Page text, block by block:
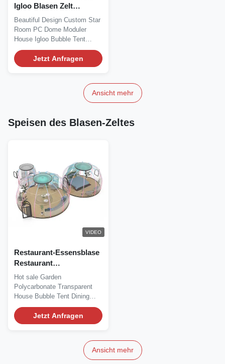
Igloo Blasen Zelt
Schönes Design
Outdoor Wetterfest
Beautiful Design Custom Star
Room PC Dome Moduler
House Igloo Bubble Tent
Dome house is a new...
Jetzt Anfragen
Ansicht mehr
Speisen des Blasen-Zeltes
VIDEO
Restaurant-Essensblase
Restaurant
Kältebeständigkeit
Telekommunikation
Hot sale Garden
Polycarbonate Transparent
House Bubble Tent Dining
Bubble Tent Silk Road...
Jetzt Anfragen
Ansicht mehr